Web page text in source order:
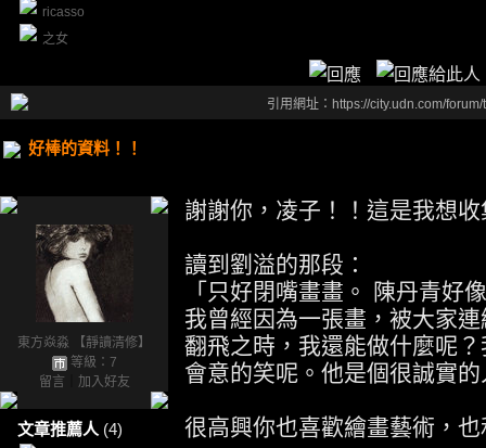
ricasso
之女
引用網址：https://city.udn.com/
好棒的資料！！
東方焱淼 【靜讀清修】
等級：7
留言
加入好友
文章推薦人 (4)
謝謝你，凌子！！這是我想
讀到劉溢的那段：
「只好閉嘴畫畫。 陳丹青好
我曾經因為一張畫，被大家
翻飛之時，我還能做什麼呢
會意的笑呢。他是個很誠實
很高興你也喜歡繪畫藝術，